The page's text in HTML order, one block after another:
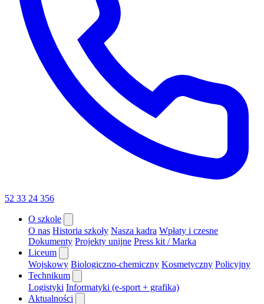
52 33 24 356
O szkole
O nas Historia szkoły Nasza kadra Wpłaty i czesne
Dokumenty Projekty unijne Press kit / Marka
Liceum
Wojskowy Biologiczno-chemiczny Kosmetyczny Policyjny
Technikum
Logistyki Informatyki (e-sport + grafika)
Aktualności